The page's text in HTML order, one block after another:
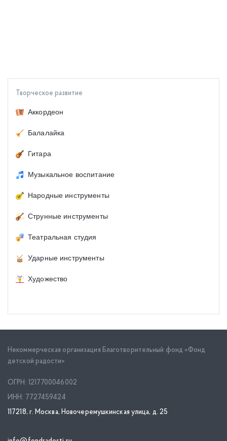
Творческое развитие
Аккордеон
Балалайка
Гитара
Музыкальное воспитание
Народные инструменты
Струнные инструменты
Театральная студия
Ударные инструменты
Художество
Некоммерческая организация Благотворительный фонд «Фонд
детской радости»
ОГРН: 1217700046002
ИНН: 7727459424
117218, г. Москва, Новочеремушкинская улица, д. 25